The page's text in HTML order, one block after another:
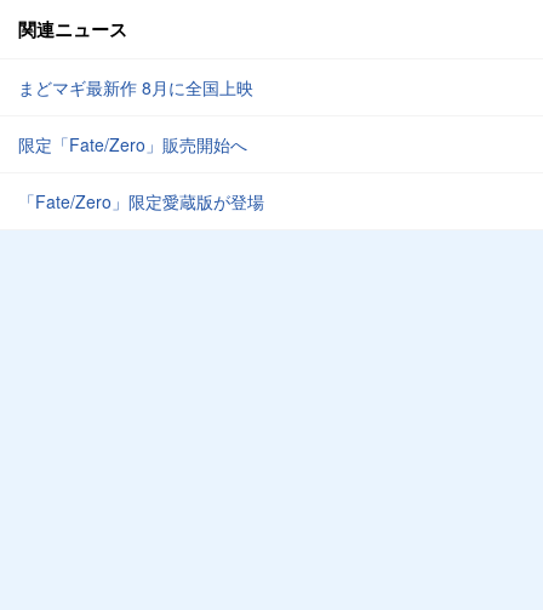
関連ニュース
まどマギ最新作 8月に全国上映
限定「Fate/Zero」販売開始へ
「Fate/Zero」限定愛蔵版が登場